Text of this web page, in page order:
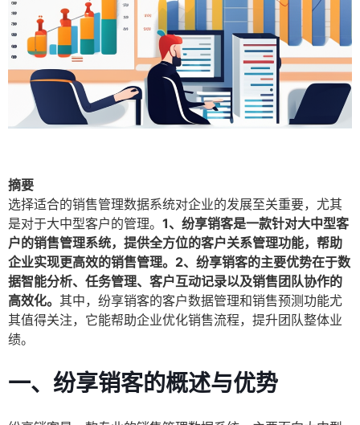
摘要
选择适合的销售管理数据系统对企业的发展至关重要，尤其
是对于大中型客户的管理。 1、纷享销客是一款针对大中型客
户的销售管理系统，提供全方位的客户关系管理功能，帮助
企业实现更高效的销售管理。2、纷享销客的主要优势在于数
据智能分析、任务管理、客户互动记录以及销售团队协作的
高效化。 其中，纷享销客的客户数据管理和销售预测功能尤
其值得关注，它能帮助企业优化销售流程，提升团队整体业
绩。
一、纷享销客的概述与优势